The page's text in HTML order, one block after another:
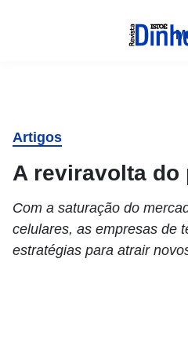
Artigos
A reviravolta do
Com a saturação do
celulares, as empresas de
estratégias para atrair